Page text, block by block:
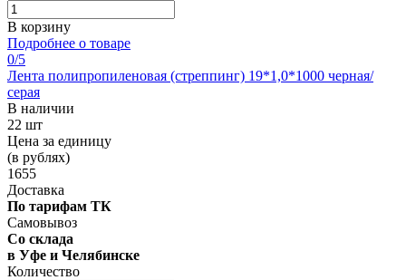
В корзину
Подробнее о товаре
0/5
Лента полипропиленовая (стреппинг) 19*1,0*1000 черная/
серая
В наличии
22 шт
Цена за единицу
(в рублях)
1655
Доставка
По тарифам ТК
Самовывоз
Со склада
в Уфе и Челябинске
Количество